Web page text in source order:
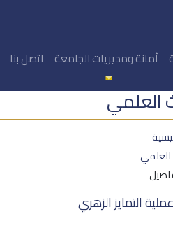
أمانة ومديريات الجامعة اتصل بنا
العلمي
العلمي